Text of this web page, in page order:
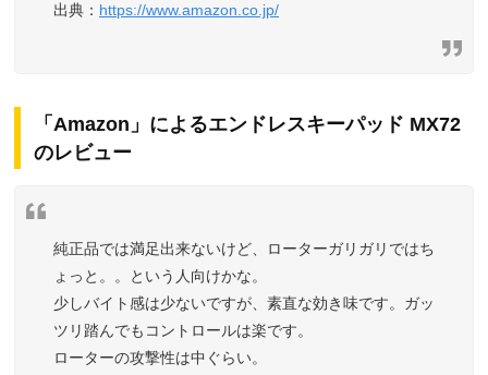
https://www.amazon.co.jp/
「Amazon」によるエンドレスキーパッド MX72
のレビュー
純正品では満足出来ないけど、ローターガリガリではち
ょっと。。という人向けかな。
少しバイト感は少ないですが、素直な効き味です。ガッ
ツリ踏んでもコントロールは楽です。
ローターの攻撃性は中ぐらい。